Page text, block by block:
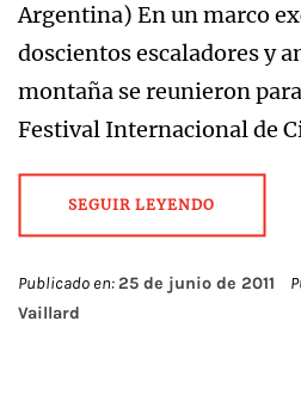
Argentina) En un marco
doscientos escaladores y
montaña se reunieron
Festival Internacional de
SEGUIR LEYENDO
Publicado en:25 de junio de 2011
Vaillard